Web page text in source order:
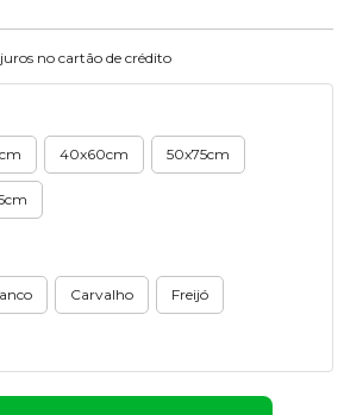
no cartão de crédito
40x60cm 50x75cm
Carvalho Freijó